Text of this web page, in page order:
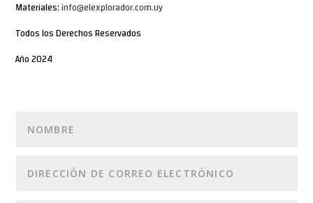
Materiales:info@elexplorador.com.uy
Todos los Derechos Reservados
Año 2024